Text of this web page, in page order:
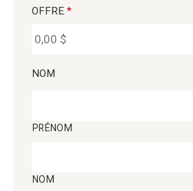
OFFRE *
NOM
PRÉNOM
NOM